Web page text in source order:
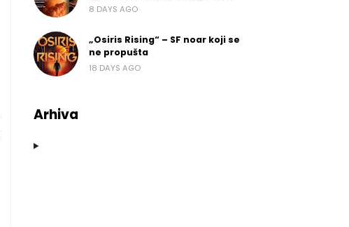
8 DAYS AGO
„Osiris Rising“ – SF noar koji se
ne propušta
18 DAYS AGO
Arhiva